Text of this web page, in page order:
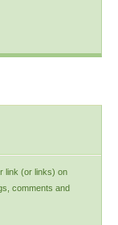
link (or links) on
comments and